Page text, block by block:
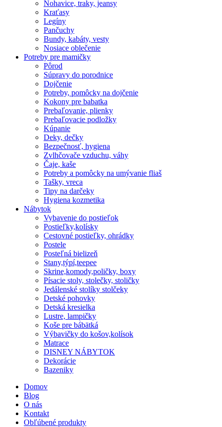
Nohavice, traky, jeansy
Kraťasy
Legíny
Pančuchy
Bundy, kabáty, vesty
Nosiace oblečenie
Potreby pre mamičky
Pôrod
Súpravy do porodnice
Dojčenie
Potreby, pomôcky na dojčenie
Kokony pre babatka
Prebaľovanie, plienky
Prebaľovacie podložky
Kúpanie
Deky, dečky
Bezpečnosť, hygiena
Zvlhčovače vzduchu, váhy
Čaje, kaše
Potreby a pomôcky na umývanie fliaš
Tašky, vreca
Tipy na darčeky
Hygiena kozmetika
Nábytok
Vybavenie do postieľok
Postieľky,kolísky
Cestovné postieľky, ohrádky
Postele
Posteľná bielizeň
Stany,týpí,teepee
Skrine,komody,poličky, boxy
Písacie stoly, stolečky, stoličky
Jedálenské stolíky stolčeky
Detské pohovky
Detská kresielka
Lustre, lampičky
Koše pre bábätká
Výbavičky do košov,kolísok
Matrace
DISNEY NÁBYTOK
Dekorácie
Bazeniky
Domov
Blog
O nás
Kontakt
Obľúbené produkty